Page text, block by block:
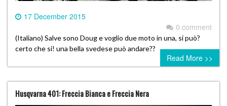
17 December 2015
0 comment
(Italiano) Salve sono Doug e voglio due moto in una, si può?
certo che si! una bella svedese può andare??
Read More >>
Husqvarna 401: Freccia Bianca e Freccia Nera